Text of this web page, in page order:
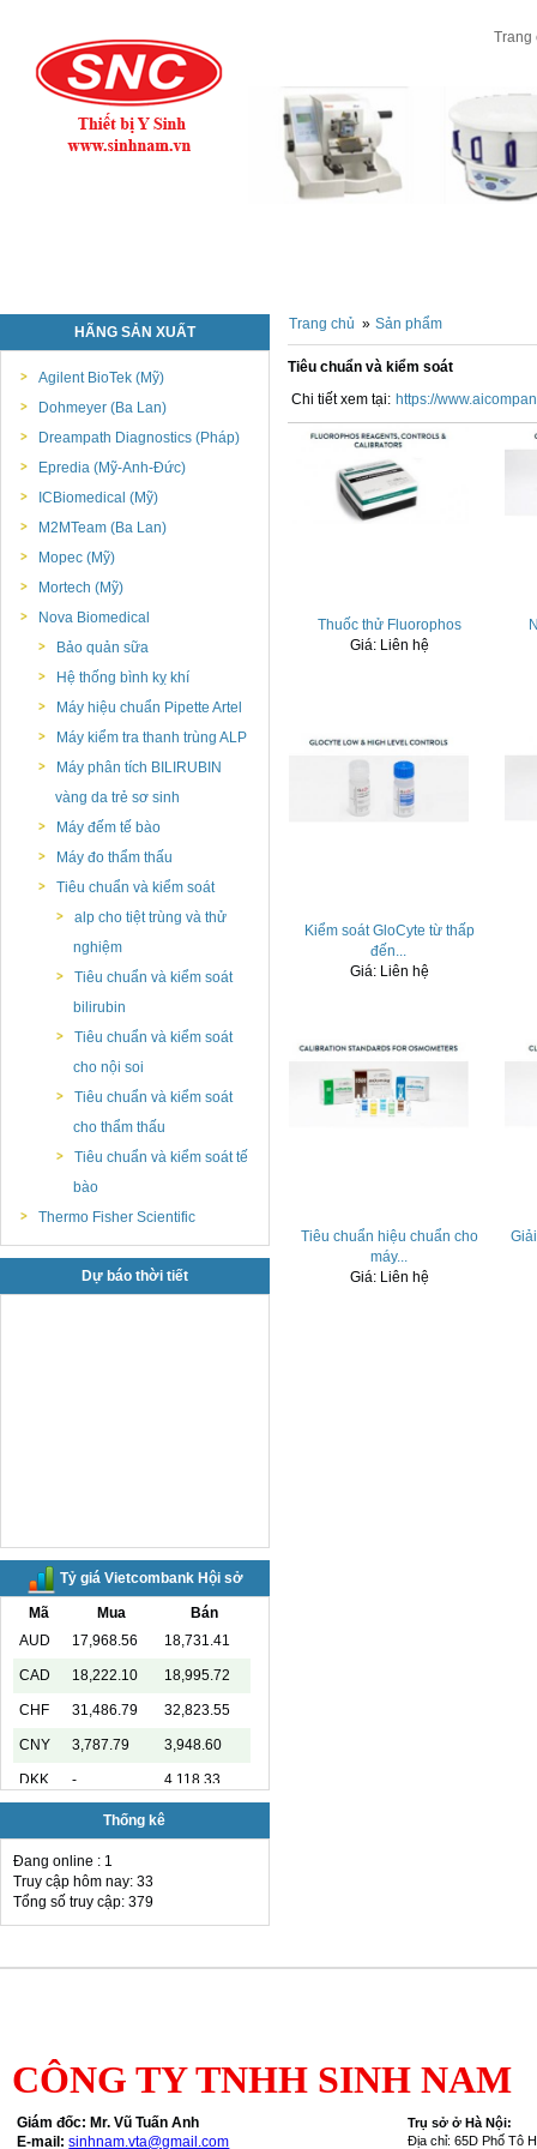
Trang
HÃNG SẢN XUẤT
Agilent BioTek (Mỹ)
Dohmeyer (Ba Lan)
Dreampath Diagnostics (Pháp)
Epredia (Mỹ-Anh-Đức)
ICBiomedical (Mỹ)
M2MTeam (Ba Lan)
Mopec (Mỹ)
Mortech (Mỹ)
Nova Biomedical
Bảo quản sữa
Hệ thống bình kỵ khí
Máy hiệu chuẩn Pipette Artel
Máy kiểm tra thanh trùng ALP
Máy phân tích BILIRUBIN
vàng da trẻ sơ sinh
Máy đếm tế bào
Máy đo thẩm thấu
Tiêu chuẩn và kiểm soát
alp cho tiệt trùng và thử
nghiệm
Tiêu chuẩn và kiểm soát
bilirubin
Tiêu chuẩn và kiểm soát
cho nội soi
Tiêu chuẩn và kiểm soát
cho thẩm thấu
Tiêu chuẩn và kiểm soát tế
bào
Thermo Fisher Scientific
Dự báo thời tiết
Tỷ giá Vietcombank Hội sở
Mã Mua
Bán
AUD
17,968.56 18,731.41
CAD 18,222.10 18,995.72
CHF 31,486.79 32,823.55
CNY 3,787.79 3,948.60
DKK - 4,118.33
29,432.37 30,984.19
HKD 3,247.93
MYR
NOK - 2,811.55
RUB - 336.84
Thống kê
Đang online : 1
Truy cập hôm nay: 33
Tổng số truy cập: 379
Trang chủ » Sản phẩm
Tiêu chuẩn và kiểm soát
Chi tiết xem tại: https://
Thuốc thử Fluorophos
Giá: Liên hệ
Kiểm soát GloCyte từ thấp
đến...
Giá: Liên hệ
Tiêu chuẩn hiệu chuẩn cho
máy...
Giá: Liên hệ
CÔNG TY TNHH SINH NAM
Giám đốc: Mr. Vũ Tuấn Anh
E-mail:sinhnam.vta@gmail.com
Trụ sở ở Hà Nội:
Địa chỉ: 65D Phố Tô